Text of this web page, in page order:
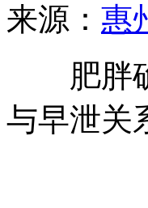
来源： 惠
肥胖确
与早泄关